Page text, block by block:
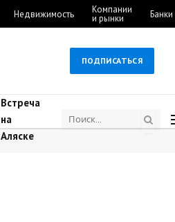
Недвижимость Компании
и рынки Банки
ПОДПИСАТЬСЯ
Встреча
на
Аляске